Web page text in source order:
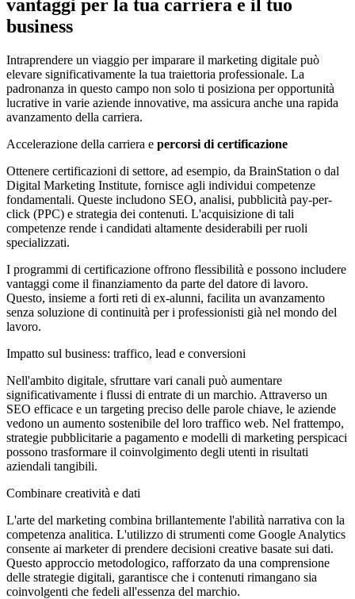
vantaggi per la tua carriera e il tuo
business
Intraprendere un viaggio per imparare il marketing digitale può
elevare significativamente la tua traiettoria professionale. La
padronanza in questo campo non solo ti posiziona per opportunità
lucrative in varie aziende innovative, ma assicura anche una rapida
avanzamento della carriera.
Accelerazione della carriera e percorsi di certificazione
Ottenere certificazioni di settore, ad esempio, da BrainStation o dal
Digital Marketing Institute, fornisce agli individui competenze
fondamentali. Queste includono SEO, analisi, pubblicità pay-per-
click (PPC) e strategia dei contenuti. L'acquisizione di tali
competenze rende i candidati altamente desiderabili per ruoli
specializzati.
I programmi di certificazione offrono flessibilità e possono includere
vantaggi come il finanziamento da parte del datore di lavoro.
Questo, insieme a forti reti di ex-alunni, facilita un avanzamento
senza soluzione di continuità per i professionisti già nel mondo del
lavoro.
Impatto sul business: traffico, lead e conversioni
Nell'ambito digitale, sfruttare vari canali può aumentare
significativamente i flussi di entrate di un marchio. Attraverso un
SEO efficace e un targeting preciso delle parole chiave, le aziende
vedono un aumento sostenibile del loro traffico web. Nel frattempo,
strategie pubblicitarie a pagamento e modelli di marketing perspicaci
possono trasformare il coinvolgimento degli utenti in risultati
aziendali tangibili.
Combinare creatività e dati
L'arte del marketing combina brillantemente l'abilità narrativa con la
competenza analitica. L'utilizzo di strumenti come Google Analytics
consente ai marketer di prendere decisioni creative basate sui dati.
Questo approccio metodologico, rafforzato da una comprensione
delle strategie digitali, garantisce che i contenuti rimangano sia
coinvolgenti che fedeli all'essenza del marchio.